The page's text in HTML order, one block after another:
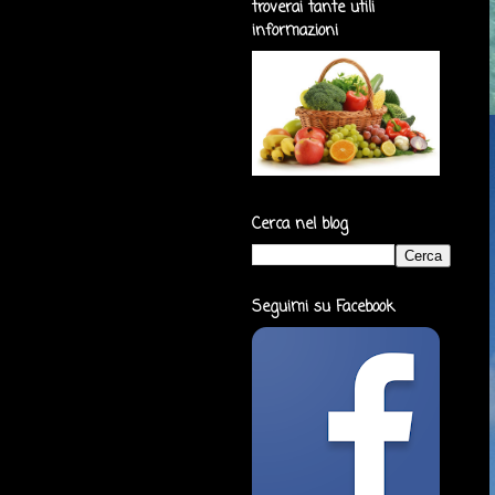
troverai tante utili
informazioni
Cerca nel blog
Seguimi su Facebook